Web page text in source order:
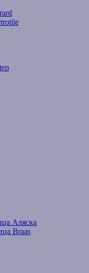
Аляска
Braas